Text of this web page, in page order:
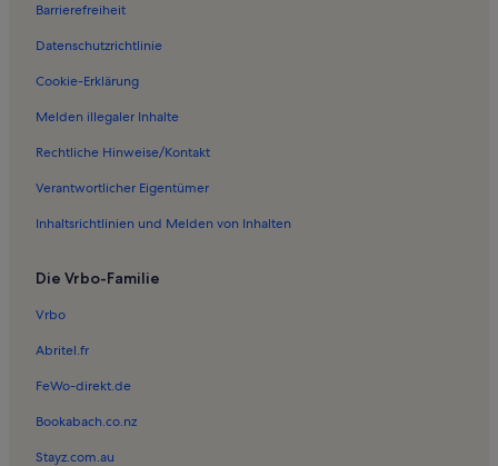
Ferienwohnungen in Glambeck
Ferienwohnungen in Gildenhall
Ferienwohnungen in Karwe
Ferienwohnungen in Sommerfeld
Ferienwohnungen in Großmutz
Ferienunterkünfte nahe Herzberg
Ferienwohnungen in Klosterheide
Ferienwohnungen in Buskow
Ferienwohnungen in Wall
Ferienwohnungen in Heinrichsfelde
Ferienwohnungen in Seehof
Ferienwohnungen in Linow
Ferienwohnungen in Märkisch Linden
Barrierefreiheit
Datenschutzrichtlinie
Cookie-Erklärung
Melden illegaler Inhalte
Rechtliche Hinweise/Kontakt
Verantwortlicher Eigentümer
Inhaltsrichtlinien und Melden von Inhalten
Die Vrbo-Familie
Vrbo
Abritel.fr
FeWo-direkt.de
Bookabach.co.nz
Stayz.com.au